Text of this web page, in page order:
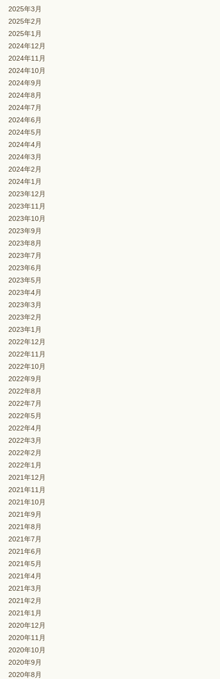
2025年3月
2025年2月
2025年1月
2024年12月
2024年11月
2024年10月
2024年9月
2024年8月
2024年7月
2024年6月
2024年5月
2024年4月
2024年3月
2024年2月
2024年1月
2023年12月
2023年11月
2023年10月
2023年9月
2023年8月
2023年7月
2023年6月
2023年5月
2023年4月
2023年3月
2023年2月
2023年1月
2022年12月
2022年11月
2022年10月
2022年9月
2022年8月
2022年7月
2022年5月
2022年4月
2022年3月
2022年2月
2022年1月
2021年12月
2021年11月
2021年10月
2021年9月
2021年8月
2021年7月
2021年6月
2021年5月
2021年4月
2021年3月
2021年2月
2021年1月
2020年12月
2020年11月
2020年10月
2020年9月
2020年8月